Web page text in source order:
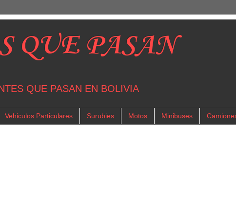
QUE PASAN
QUE PASAN EN BOLIVIA
Vehiculos Particulares Surubies Motos Minibuses